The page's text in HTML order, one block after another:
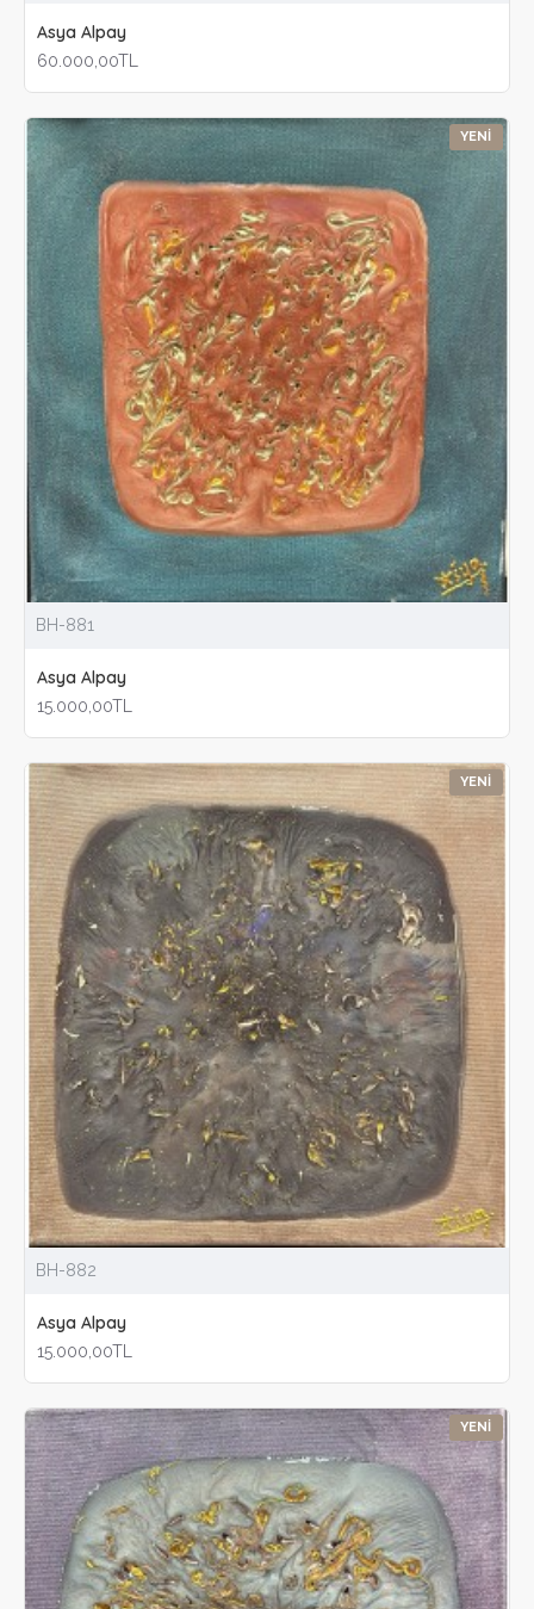
Asya Alpay
60.000,00TL
YENI
BH-881
Asya Alpay
15.000,00TL
YENI
BH-882
Asya Alpay
15.000,00TL
YENI